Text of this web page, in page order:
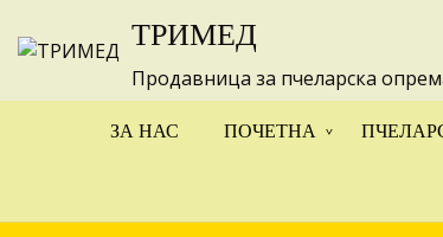
ТРИМЕД
Продавница за пчеларска
ЗА НАС ПОЧЕТНА